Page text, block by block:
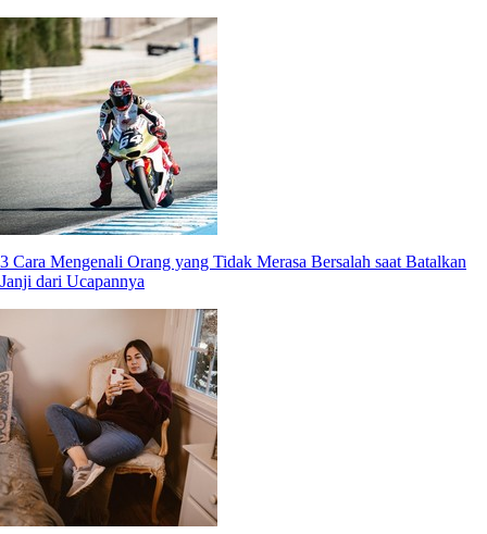
3 Cara Mengenali Orang yang Tidak Merasa Bersalah saat Batalkan
Janji dari Ucapannya